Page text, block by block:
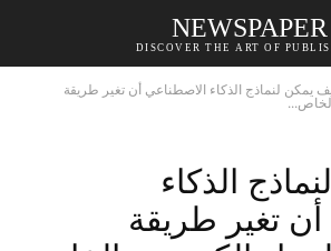
NEWSPAPER
DISCOVER THE ART OF
يمكن لنماذج الذكاء الاصطناعي أن تغير طريقة
الذكاء
تغير طريقة